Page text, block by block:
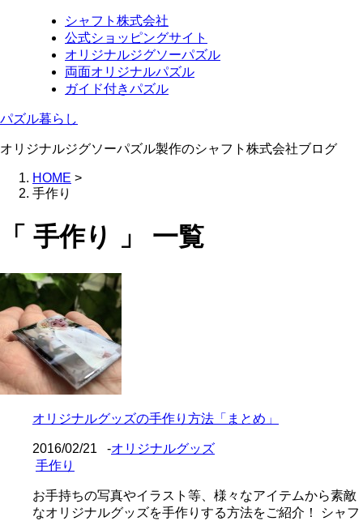
シャフト株式会社
公式ショッピングサイト
オリジナルジグソーパズル
両面オリジナルパズル
ガイド付きパズル
パズル暮らし
オリジナルジグソーパズル製作のシャフト株式会社ブログ
HOME >
手作り
「 手作り 」 一覧
オリジナルグッズの手作り方法「まとめ」
2016/02/21 -オリジナルグッズ
手作り
お手持ちの写真やイラスト等、様々なアイテムから素敵
なオリジナルグッズを手作りする方法をご紹介！ シャフ